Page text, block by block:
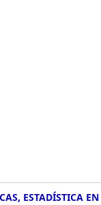
ESTADÍSTICA